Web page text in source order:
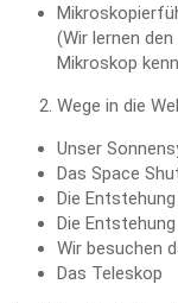
(Wir lernen
Mikroskop
Wege in die
Unser
Das Space
Die
Die
Wir besuchen
Das Teleskop